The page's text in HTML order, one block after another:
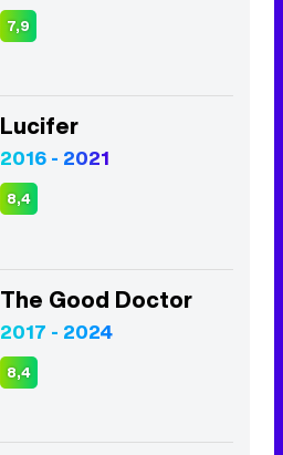
7,9
Lucifer
2016 - 2021
8,4
The Good Doctor
2017 - 2024
8,4